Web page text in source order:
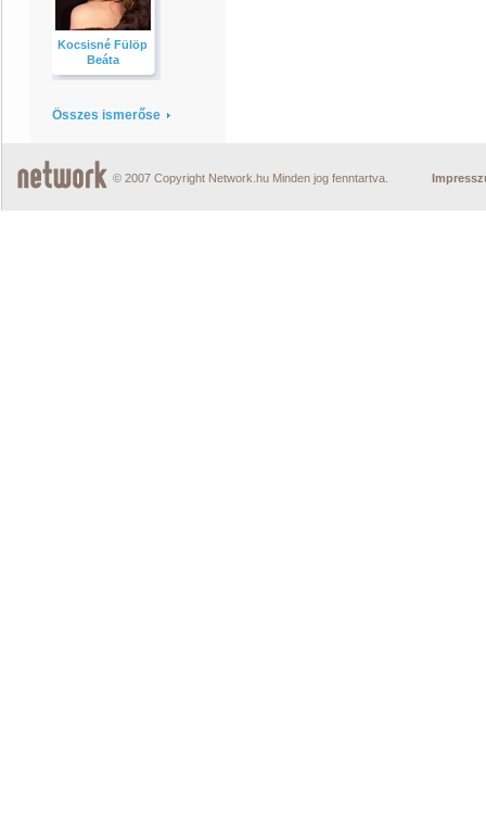
Kocsisné Fülöp
Beáta
Összes ismerőse
© 2007 Copyright Network.hu Minden jog fenntartva.